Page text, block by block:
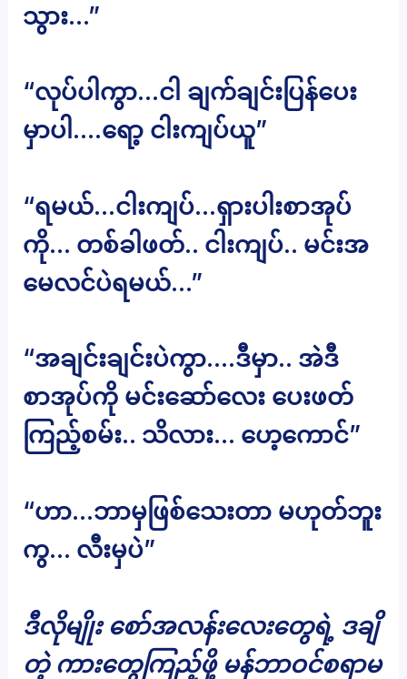
သွား…”
“လုပ်ပါကွာ…ငါ ချက်ချင်းပြန်ပေး
မှာပါ….ရော့ ငါးကျပ်ယူ”
“ရမယ်…ငါးကျပ်…ရှားပါးစာအုပ်
ကို… တစ်ခါဖတ်.. ငါးကျပ်.. မင်းအ
မေလင်ပဲရမယ်…”
“အချင်းချင်းပဲကွာ….ဒီမှာ.. အဲဒီ
စာအုပ်ကို မင်းဆော်လေး ပေးဖတ်
ကြည့်စမ်း.. သိလား… ဟေ့ကောင်”
“ဟာ…ဘာမှဖြစ်သေးတာ မဟုတ်ဘူး
ကွ… လီးမှပဲ”
ဒီလိုမျိုး စော်အလန်းလေးတွေရဲ့ ဒချိ
တဲ့ ကားတွေကြည့်ဖို့ မန်ဘာဝင်စရာမ